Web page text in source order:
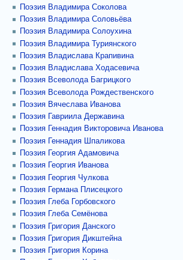
Поэзия Владимира Соколова
Поэзия Владимира Соловьёва
Поэзия Владимира Солоухина
Поэзия Владимира Туриянского
Поэзия Владислава Крапивина
Поэзия Владислава Ходасевича
Поэзия Всеволода Багрицкого
Поэзия Всеволода Рождественского
Поэзия Вячеслава Иванова
Поэзия Гавриила Державина
Поэзия Геннадия Викторовича Иванова
Поэзия Геннадия Шпаликова
Поэзия Георгия Адамовича
Поэзия Георгия Иванова
Поэзия Георгия Чулкова
Поэзия Германа Плисецкого
Поэзия Глеба Горбовского
Поэзия Глеба Семёнова
Поэзия Григория Данского
Поэзия Григория Дикштейна
Поэзия Григория Корина